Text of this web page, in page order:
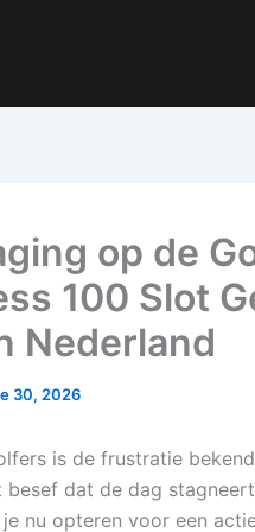
op de
100 Slot
Nederland
30, 2026
is de frustratie
besef dat de dag
nu opteren voor een